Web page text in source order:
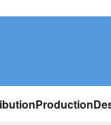
Production